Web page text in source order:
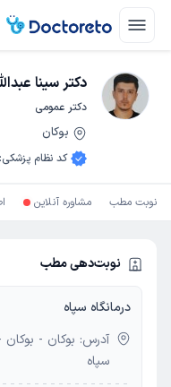
دکتر سینا
دکتر عمومی
بوکان
کد نظام پزشکی:
نوبت مطب مشاوره آنلاین
نوبت‌دهی مطب
درمانگاه سپاه
آدرس: بوکان -
سپاه